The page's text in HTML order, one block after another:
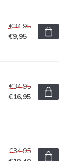
€34,95
€9,95
€34,95
€16,95
€34,95